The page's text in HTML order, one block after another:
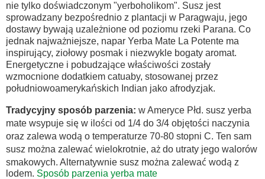
nie tylko doświadczonym "yerboholikom". Susz jest
sprowadzany bezpośrednio z plantacji w Paragwaju, jego
dostawy bywają uzależnione od poziomu rzeki Parana. Co
jednak najważniejsze, napar Yerba Mate La Potente ma
inspirujący, ziołowy posmak i niezwykle bogaty aromat.
Energetyczne i pobudzające właściwości zostały
wzmocnione dodatkiem catuaby, stosowanej przez
południowoamerykańskich Indian jako afrodyzjak.
Tradycyjny sposób parzenia: w Ameryce Płd. susz yerba
mate wsypuje się w ilości od 1/4 do 3/4 objętości naczynia
oraz zalewa wodą o temperaturze 70-80 stopni C. Ten sam
susz można zalewać wielokrotnie, aż do utraty jego walorów
smakowych. Alternatywnie susz można zalewać wodą z
lodem. Sposób parzenia yerba mate